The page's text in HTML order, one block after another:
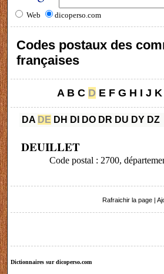
Web dicoperso.com
Codes postaux des
françaises
A B C D E F G H I J K
DA DE DH DI DO DR DU DY DZ
DEUILLET
Code postal : 2700,
Rafraichir la page
Dictionnaires sur dicoperso.com